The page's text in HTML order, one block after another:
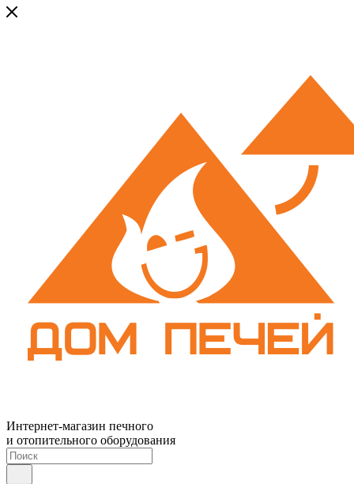
Интернет-магазин печного
и отопительного оборудования